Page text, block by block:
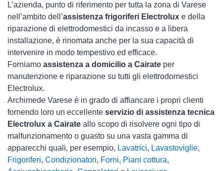
L’azienda, punto di riferimento per tutta la zona di Varese
nell’ambito dell’assistenza frigoriferi Electrolux e della
riparazione di elettrodomestici da incasso e a libera
installazione, è rinomata anche per la sua capacità di
intervenire in modo tempestivo ed efficace.
Forniamo assistenza a domicilio a Cairate per
manutenzione e riparazione su tutti gli elettrodomestici
Electrolux.
Archimede Varese è in grado di affiancare i propri clienti
fornendo loro un eccellente servizio di assistenza tecnica
Electrolux a Cairate allo scopo di risolvere ogni tipo di
malfunzionamento o guasto su una vasta gamma di
apparecchi quali, per esempio, Lavatrici, Lavastoviglie,
Frigoriferi, Condizionatori, Forni, Piani cottura,